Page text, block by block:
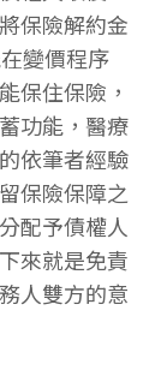
保險解約金
變價程序
保住保險，
功能，醫療
依筆者經驗
保險保障之
配予債權人
來就是免責
人雙方的意